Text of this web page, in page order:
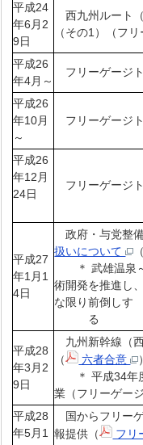
平成24
年6月2
9日
西九州ルート
（その1）（フ
平成26
年4月～
フリーゲージ
平成26
年10月
～
フリーゲージ
平成26
年12月
24日
フリーゲージ
平成27
年1月1
4日
政府・与党整
扱いについて
＊ 武雄温泉～
術開発を推進し
な限り前倒しす
る
平成28
年3月2
9日
九州新幹線（
（
六者合意
）
＊ 平成34年度
業（フリーゲー
平成28
年5月1
国からフリー
報提供（
フリ